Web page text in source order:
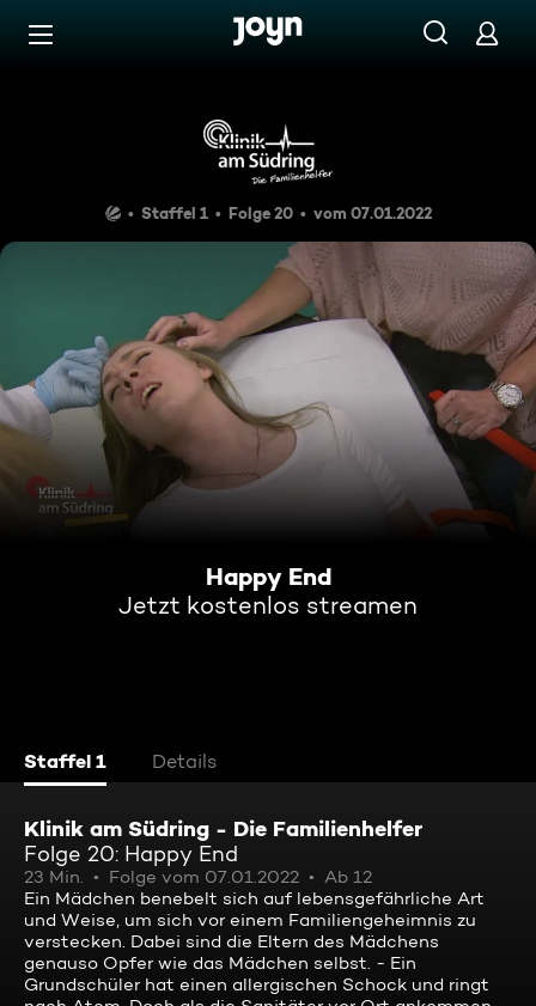
Zum Inhalt springen
Happy End
Staffel 1 Folge 20 vom 07.01.2022
Happy End
Jetzt kostenlos streamen
Staffel 1 Details
Klinik am Südring - Die Familienhelfer
Folge 20: Happy End
23 Min. Folge vom 07.01.2022
Ab 12
Ein Mädchen benebelt sich auf lebensgefährliche Art
und Weise, um sich vor einem Familiengeheimnis zu
verstecken. Dabei sind die Eltern des Mädchens
genauso Opfer wie das Mädchen selbst. - Ein
Grundschüler hat einen allergischen Schock und ringt